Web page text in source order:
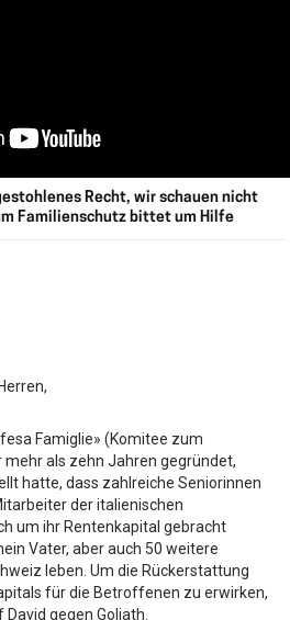
Recht, wir schauen nicht
Familienschutz bittet um Hilfe
Famiglie» (Komitee zum
als zehn Jahren gegründet,
hatte, dass zahlreiche Seniorinnen
der italienischen
um ihr Rentenkapital gebracht
Vater, aber auch 50 weitere
leben. Um die Rückerstattung
für die Betroffenen zu erwirken,
gegen Goliath.